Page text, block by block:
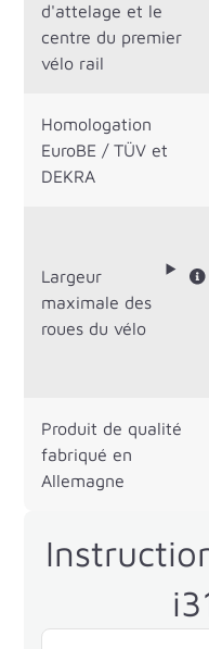
d'attelage et le
centre du premier
vélo rail
Homologation
EuroBE / TÜV et
DEKRA
Largeur
maximale des
roues du vélo
Produit de qualité
fabriqué en
Allemagne